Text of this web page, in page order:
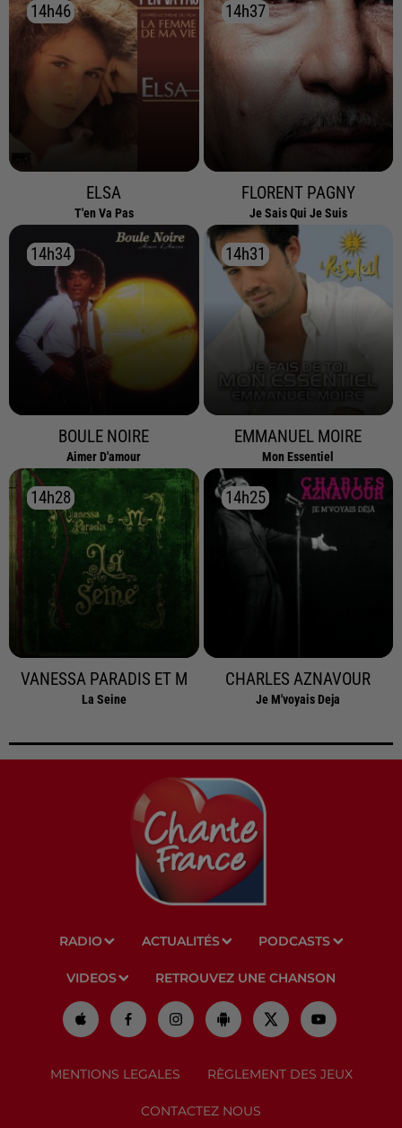
14h46
14h46
ELSA
T'en Va Pas
14h37
14h37
FLORENT PAGNY
Je Sais Qui Je Suis
14h34
14h34
BOULE NOIRE
Aimer D'amour
14h31
14h31
EMMANUEL MOIRE
Mon Essentiel
14h28
14h28
VANESSA PARADIS ET M
La Seine
14h25
14h25
CHARLES AZNAVOUR
Je M'voyais Deja
RADIO ACTUALITÉS PODCASTS
VIDEOS RETROUVEZ UNE CHANSON
MENTIONS LEGALES RÈGLEMENT DES JEUX
CONTACTEZ NOUS